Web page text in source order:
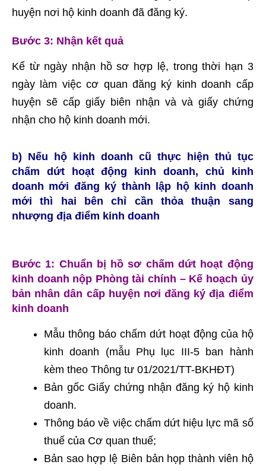
huyện nơi hộ kinh doanh đã đăng ký.
Bước 3: Nhận kết quả
Kể từ ngày nhận hồ sơ hợp lệ, trong thời hạn 3
ngày làm việc cơ quan đăng ký kinh doanh cấp
huyện sẽ cấp giấy biên nhận và và giấy chứng
nhận cho hộ kinh doanh mới.
b) Nếu hộ kinh doanh cũ thực hiện thủ tục
chấm dứt hoạt động kinh doanh, chủ kinh
doanh mới đăng ký thành lập hộ kinh doanh
mới thì hai bên chỉ cần thỏa thuận sang
nhượng địa điểm kinh doanh
Bước 1: Chuẩn bị hồ sơ chấm dứt hoạt động
kinh doanh nộp Phòng tài chính – Kế hoạch ủy
bản nhân dân cấp huyện nơi đăng ký địa điểm
kinh doanh
Mẫu thông báo chấm dứt hoạt động của hộ
kinh doanh (mẫu Phụ lục III-5 ban hành
kèm theo Thông tư 01/2021/TT-BKHĐT)
Bản gốc Giấy chứng nhận đăng ký hộ kinh
doanh.
Thông báo về việc chấm dứt hiệu lực mã số
thuế của Cơ quan thuế;
Bản sao hợp lệ Biên bản họp thành viên hộ